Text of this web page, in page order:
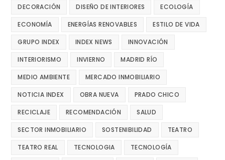
DECORACIÓN DISEÑO DE INTERIORES ECOLOGÍA
ECONOMÍA ENERGÍAS RENOVABLES ESTILO DE VIDA
GRUPO INDEX INDEX NEWS INNOVACIÓN
INTERIORISMO INVIERNO MADRID RÍO
MEDIO AMBIENTE MERCADO INMOBILIARIO
NOTICIA INDEX OBRA NUEVA PRADO CHICO
RECICLAJE RECOMENDACIÓN SALUD
SECTOR INMOBILIARIO SOSTENIBILIDAD TEATRO
TEATRO REAL TECNOLOGIA TECNOLOGÍA